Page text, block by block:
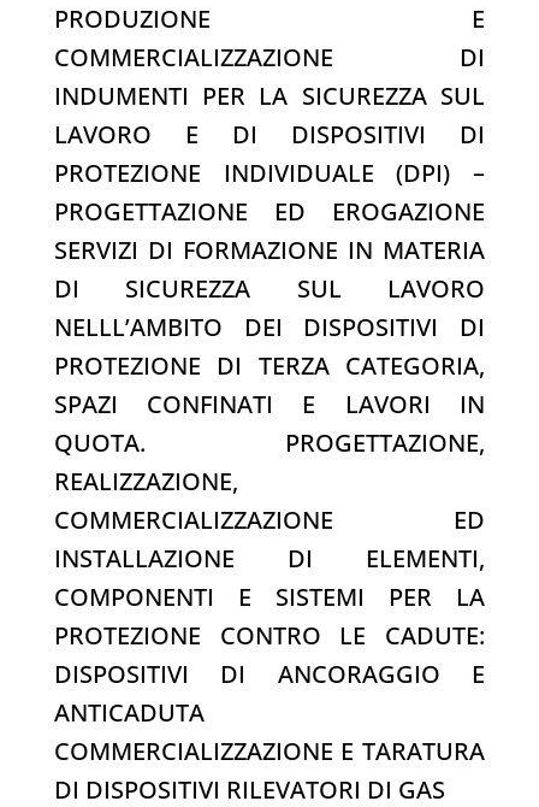
PRODUZIONE E
COMMERCIALIZZAZIONE DI
INDUMENTI PER LA SICUREZZA SUL
LAVORO E DI DISPOSITIVI DI
PROTEZIONE INDIVIDUALE (DPI) –
PROGETTAZIONE ED EROGAZIONE
SERVIZI DI FORMAZIONE IN MATERIA
DI SICUREZZA SUL LAVORO
NELLL’AMBITO DEI DISPOSITIVI DI
PROTEZIONE DI TERZA CATEGORIA,
SPAZI CONFINATI E LAVORI IN
QUOTA. PROGETTAZIONE,
REALIZZAZIONE,
COMMERCIALIZZAZIONE ED
INSTALLAZIONE DI ELEMENTI,
COMPONENTI E SISTEMI PER LA
PROTEZIONE CONTRO LE CADUTE:
DISPOSITIVI DI ANCORAGGIO E
ANTICADUTA
COMMERCIALIZZAZIONE E TARATURA
DI DISPOSITIVI RILEVATORI DI GAS